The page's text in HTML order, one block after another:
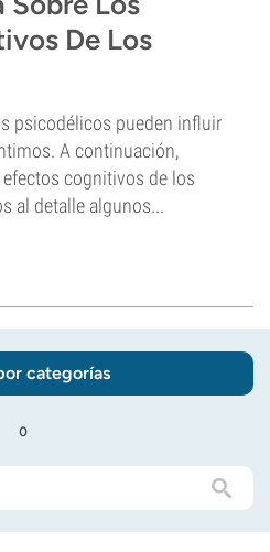
De Los
psicodélicos pueden influir
A continuación,
cognitivos de los
al detalle algunos...
categorías
o